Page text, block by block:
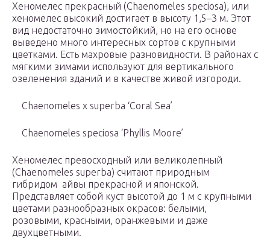
Хеномелес прекрасный (Chaenomeles speciosa), или
хеномелес высокий достигает в высоту 1,5–3 м. Этот
вид недостаточно зимостойкий, но на его основе
выведено много интересных сортов с крупными
цветками. Есть махровые разновидности. В районах с
мягкими зимами используют для вертикального
озеленения зданий и в качестве живой изгороди.
Chaenomeles x superba ‘Coral Sea’
Chaenomeles speciosa ‘Phyllis Moore’
Хеномелес превосходный или великолепный
(Chaenomeles superba) считают природным
гибридом айвы прекрасной и японской.
Представляет собой куст высотой до 1 м с крупными
цветами разнообразных окрасов: белыми,
розовыми, красными, оранжевыми и даже
двухцветными.